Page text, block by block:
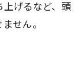
上げるなど、頭
せん。